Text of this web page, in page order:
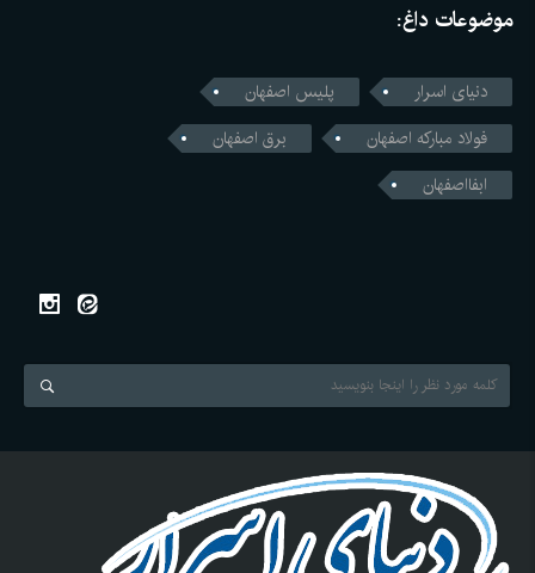
موضوعات داغ:
دنیای اسرار
پلیس اصفهان
فولاد مبارکه اصفهان
برق اصفهان
ابفااصفهان